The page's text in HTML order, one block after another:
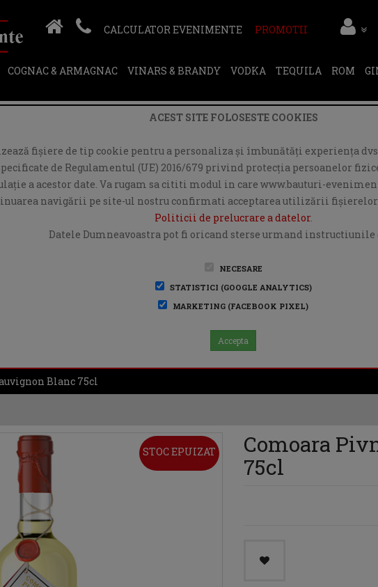
CALCULATOR EVENIMENTE PROMOTII
COGNAC & ARMAGNAC VINARS & BRANDY VODKA TEQUILA ROM
ACEST SITE FOLOSESTE COOKIES
fişiere de tip cookie pentru a personaliza și îmbunătăți experiența
de Regulamentul (UE) 2016/679 privind protecția persoanelor
a acestor date. Va rugam sa cititi modul in care www.bauturi-
navigării pe site-ul nostru confirmati acceptarea utilizării
Politicii de prelucrare a datelor.
Datele Dumneavoastra pot fi oricand sterse urmand instructiunile
NECESARE
STATISTICI (GOOGLE ANALYTICS)
MARKETING (FACEBOOK PIXEL)
Accepta
Blanc 75cl
STOC EPUIZAT
Comoara
75cl